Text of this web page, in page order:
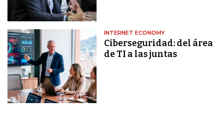
INTERNET ECONOMY
Ciberseguridad: del área
de TI a las juntas